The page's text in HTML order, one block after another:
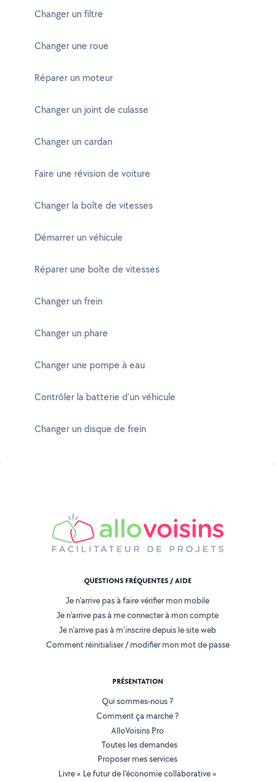
Changer un filtre
Changer une roue
Réparer un moteur
Changer un joint de culasse
Changer un cardan
Faire une révision de voiture
Changer la boîte de vitesses
Démarrer un véhicule
Réparer une boîte de vitesses
Changer un frein
Changer un phare
Changer une pompe à eau
Contrôler la batterie d'un véhicule
Changer un disque de frein
QUESTIONS FRÉQUENTES / AIDE
Je n'arrive pas à faire vérifier mon mobile
Je n'arrive pas à me connecter à mon compte
Je n'arrive pas à m'inscrire depuis le site web
Comment réinitialiser / modifier mon mot de passe
PRÉSENTATION
Qui sommes-nous ?
Comment ça marche ?
AlloVoisins Pro
Toutes les demandes
Proposer mes services
Livre « Le futur de l'économie collaborative »